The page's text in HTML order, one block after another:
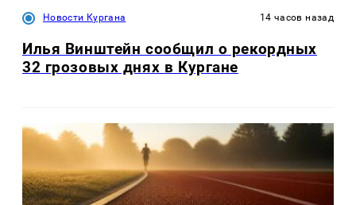
Новости Кургана 14 часов назад
Илья Винштейн сообщил о рекордных
32 грозовых днях в Кургане